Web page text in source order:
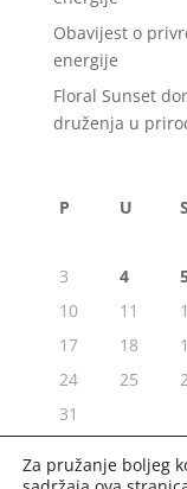
Obavijest o
energije
Floral Sunset
druženja u
P U S
3
4
10
11
17
18
24
25
31
« srp
Za pružanje boljeg